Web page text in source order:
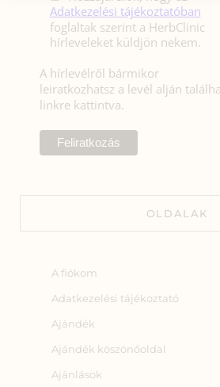
Adatkezelési tájékoztatóban
foglaltak szerint a HerbClinic
hírleveleket küldjön nekem.
A hírlevélről bármikor
leiratkozhatsz a levél alján
linkre kattintva.
OLDALAK
A fiókom
Adatkezelési tájékoztató
Ajándék
Ajándék köszönőoldal
Ajánlások